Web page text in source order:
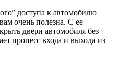
доступа к автомобилю
очень полезна. С ее
двери автомобиля без
процесс входа и выхода из